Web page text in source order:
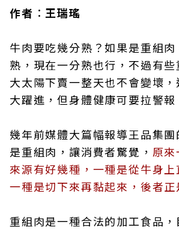
作者︰王瑞瑤
牛肉要吃幾分熟？如果是重組
熟，現在一分熟也行，不過有
大太陽下賣一整天也不會變壞
大躍進，但身體健康可要拉警報
幾年前媒體大篇幅報導王品集
是重組肉，讓消費者驚覺， 原
來源有好幾種，一種是從牛身
一種是切下來再黏起來，後者正
重組肉是一種合法的加工食品